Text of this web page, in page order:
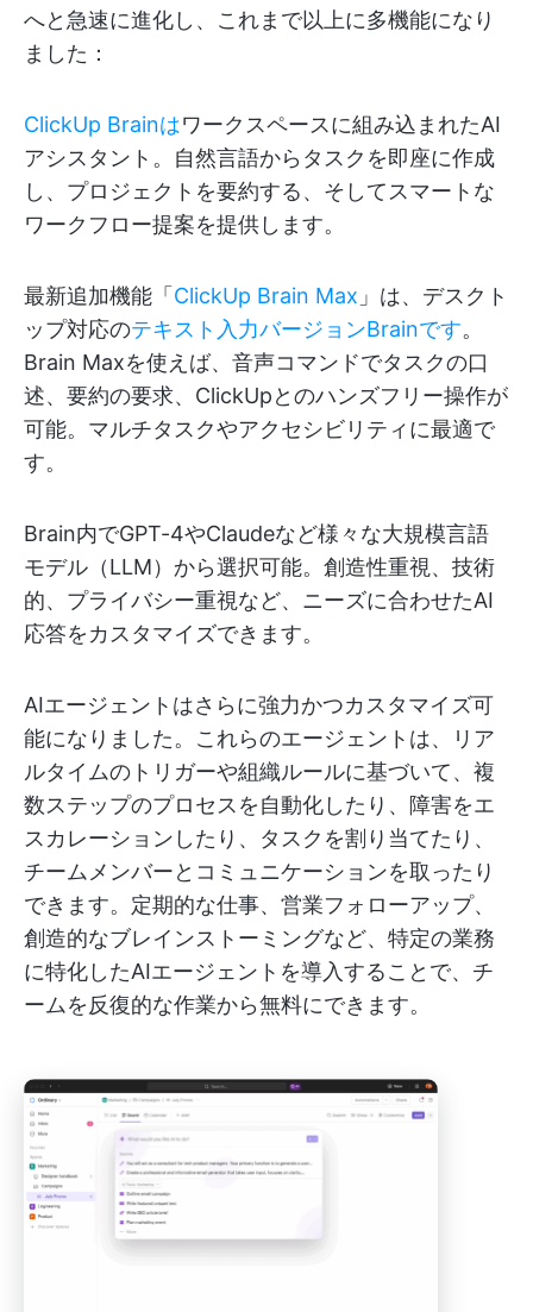
へと急速に進化し、これまで以上に多機能になり
ました：
ClickUp Brainはワークスペースに組み込まれたAI
アシスタント。自然言語からタスクを即座に作成
し、プロジェクトを要約する、そしてスマートな
ワークフロー提案を提供します。
最新追加機能「 ClickUp Brain Max 」は、デスクト
ップ対応のテキスト入力バージョンBrainです。
Brain Maxを使えば、音声コマンドでタスクの口
述、要約の要求、ClickUpとのハンズフリー操作が
可能。マルチタスクやアクセシビリティに最適で
す。
Brain内でGPT-4やClaudeなど様々な大規模言語
モデル（LLM）から選択可能。創造性重視、技術
的、プライバシー重視など、ニーズに合わせたAI
応答をカスタマイズできます。
AIエージェントはさらに強力かつカスタマイズ可
能になりました。これらのエージェントは、リア
ルタイムのトリガーや組織ルールに基づいて、複
数ステップのプロセスを自動化したり、障害をエ
スカレーションしたり、タスクを割り当てたり、
チームメンバーとコミュニケーションを取ったり
できます。定期的な仕事、営業フォローアップ、
創造的なブレインストーミングなど、特定の業務
に特化したAIエージェントを導入することで、チ
ームを反復的な作業から無料にできます。